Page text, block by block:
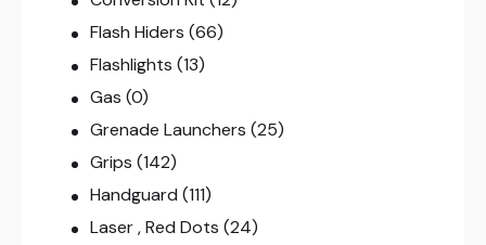
Flash Hiders (66)
Flashlights (13)
Gas (0)
Grenade Launchers (25)
Grips (142)
Handguard (111)
Laser , Red Dots (24)